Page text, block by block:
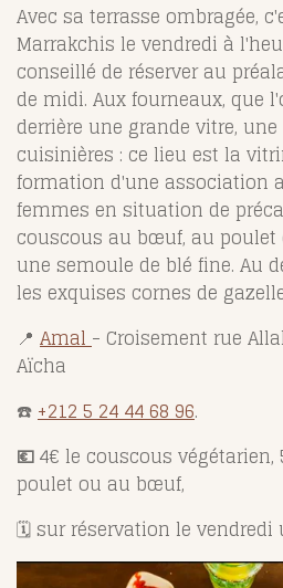
Avec sa terrasse ombragée,
Marrakchis le vendredi à
conseillé de réserver au
de midi. Aux fourneaux, que
derrière une grande vitre,
cuisinières : ce lieu est la
formation d'une association
femmes en situation de
couscous au bœuf, au poulet
une semoule de blé fine. Au
les exquises cornes de
📍 Amal- Croisement rue
Aïcha
☎️+212 5 24 44 68 96.
💶4€ le couscous
poulet ou au bœuf,
🗓️ sur réservation le